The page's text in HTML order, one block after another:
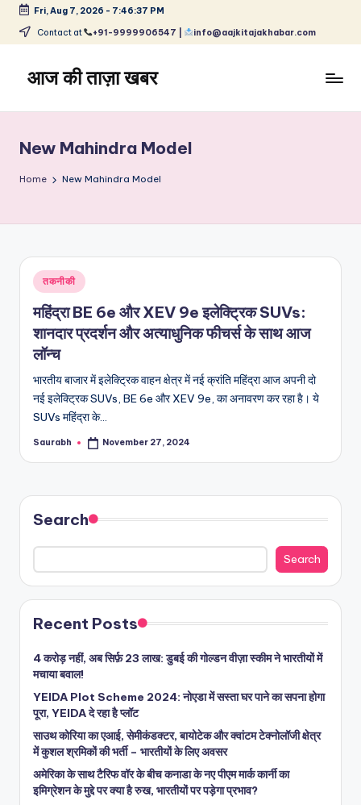
Skip
content
Fri, Aug 7, 2026 - 7:46:37 PM
Contact at +91-9999906547 | info@aajkitajakhabar.com
आज की ताज़ा खबर
ताज़ा
समाचार
–
और
विश्व
New Mahindra Model
Home New Mahindra Model
Posted
in
तकनीकी
महिंद्रा BE 6e और XEV 9e इलेक्ट्रिक SUVs:
शानदार प्रदर्शन और अत्याधुनिक फीचर्स के साथ आज
लॉन्च
भारतीय बाजार में इलेक्ट्रिक वाहन क्षेत्र में नई क्रांति महिंद्रा आज अपनी दो
नई इलेक्ट्रिक SUVs, BE 6e और XEV 9e, का अनावरण कर रहा है। ये
SUVs महिंद्रा के…
Posted
Saurabh November 27, 2024
Search
Search
Recent Posts
4 करोड़ नहीं, अब सिर्फ़ 23 लाख: डुबई की गोल्डन वीज़ा स्कीम ने भारतीयों में
मचाया बवाल!
YEIDA Plot Scheme 2024: नोएडा में सस्ता घर पाने का सपना होगा
पूरा, YEIDA दे रहा है प्लॉट
साउथ कोरिया का एआई, सेमीकंडक्टर, बायोटेक और क्वांटम टेक्नोलॉजी क्षेत्र
में कुशल श्रमिकों की भर्ती – भारतीयों के लिए अवसर
अमेरिका के साथ टैरिफ वॉर के बीच कनाडा के नए पीएम मार्क कार्नी का
इमिग्रेशन के मुद्दे पर क्या है रुख, भारतीयों पर पड़ेगा प्रभाव?